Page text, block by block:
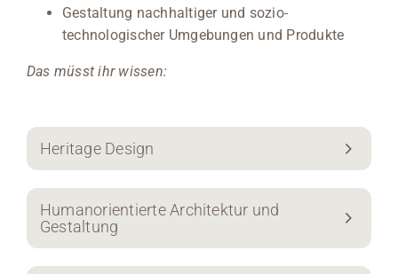
Gestaltung nachhaltiger und sozio-
technologischer Umgebungen und Produkte
Das müsst ihr wissen:
Heritage Design
Humanorientierte Architektur und
Gestaltung